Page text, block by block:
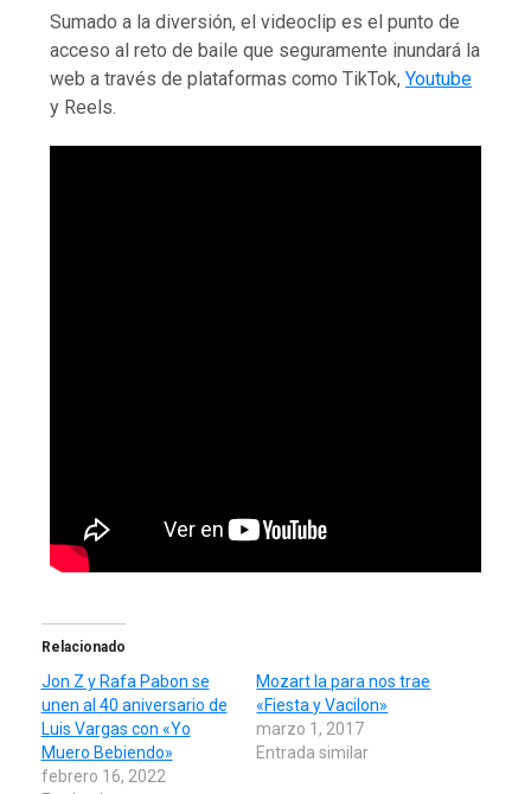
Sumado a la diversión, el videoclip es el punto de
acceso al reto de baile que seguramente inundará la
web a través de plataformas como TikTok,Youtube
y Reels.
Relacionado
Jon Z y Rafa Pabon se
unen al 40 aniversario de
Luis Vargas con «Yo
Muero Bebiendo»
febrero 16, 2022
Mozart la para nos trae
«Fiesta y Vacilon»
marzo 1, 2017
Entrada similar